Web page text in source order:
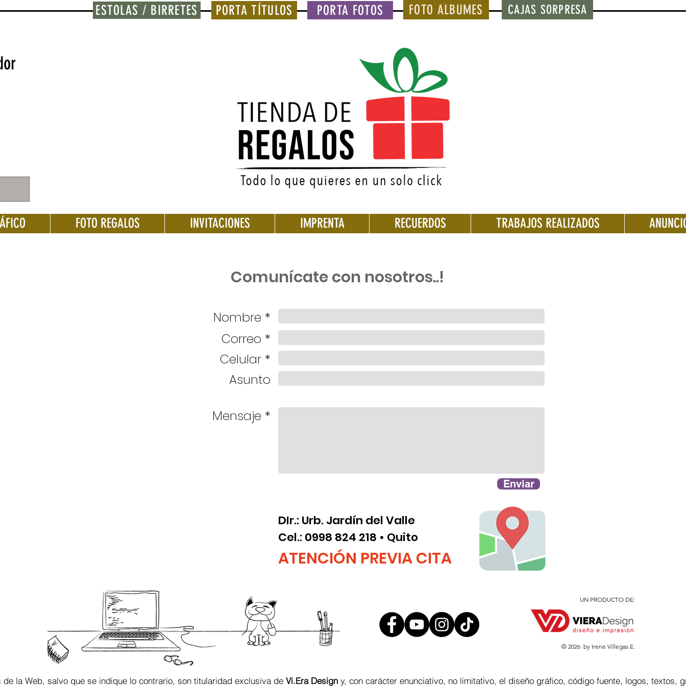
PORTA TÍTULOS FOTO ALBUMES CAJAS SORPRESA
ESTOLAS / BIRRETES PORTA FOTOS
FOTO REGALOS INVITACIONES IMPRENTA RECUERDOS TRABAJOS REALIZADOS
Comunícate con nosotros..!
Nombre *
Correo *
Celular *
Asunto
Mensaje *
Enviar
ATENCIÓN PREVIA CITA
DIr.: Urb. Jardín del Valle
Cel.: 0998 824 218 • Quito
UN PRODUCTO DE:
© 2026by Irene Villegas E.
de la Web, salvo que se indique lo contrario, son titularidad exclusiva de Vi.Era Design y, con carácter enunciativo, no limitativo, el diseño gráfico, código fuente, logos, textos,